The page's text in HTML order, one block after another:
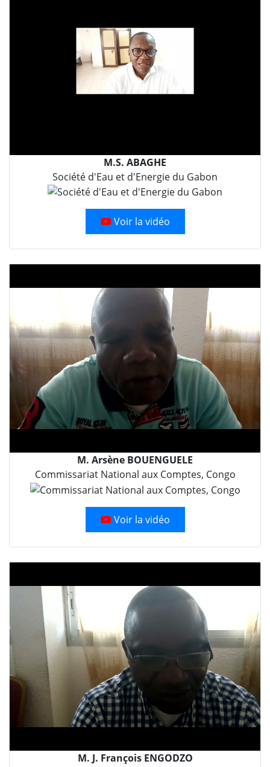
M.S. ABAGHE
Société d'Eau et d'Energie du Gabon
Voir la vidéo
M. Arsène BOUENGUELE
Commissariat National aux Comptes, Congo
Voir la vidéo
M. J. François ENGODZO